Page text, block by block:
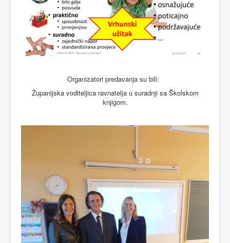
Organizatori predavanja su bili:
Županijska voditeljica ravnatelja u suradnji sa Školskom
knjigom.